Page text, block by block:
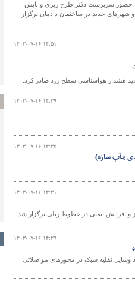
حضور سرپرست دفتر طرح ریزی و پایش
جدید در ساختمان دادمان برگزار
۱۴۰۳-۰۷-۱۶ ۱۴:۵۱
هشدار هواشناسی سطح زرد صادر کرد.
۱۴۰۳-۰۷-۱۶ ۱۴:۳۹
۱۴۰۳-۰۷-۱۶ ۱۴:۳۵
۱۴۰۳-۰۷-۱۶ ۱۴:۳۱
افزایش ایمنی در خطوط ریلی برگزار شد.
۱۴۰۳-۰۷-۱۶ ۱۴:۲۹
کرمانشاه گفت: طی ۶ ماهه سال‌جاری تردد وسایل نقلیه سبک در محورهای مواصلاتی